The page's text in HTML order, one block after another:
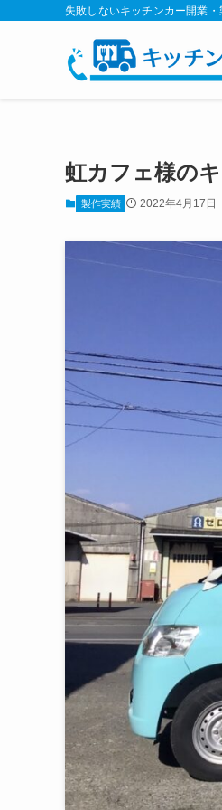
失敗しないキッチンカー開業
虹カフェ様の
製作実績 2022年4月17日